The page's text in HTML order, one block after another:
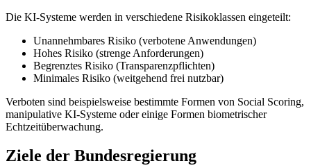
Die KI-Systeme werden in verschiedene Risikoklassen eingeteilt:
Unannehmbares Risiko (verbotene Anwendungen)
Hohes Risiko (strenge Anforderungen)
Begrenztes Risiko (Transparenzpflichten)
Minimales Risiko (weitgehend frei nutzbar)
Verboten sind beispielsweise bestimmte Formen von Social Scoring,
manipulative KI-Systeme oder einige Formen biometrischer
Echtzeitüberwachung.
Ziele der Bundesregierung